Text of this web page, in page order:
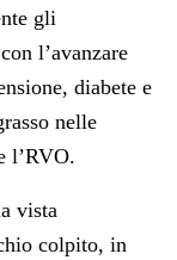
gli
l’avanzare
diabete e
nelle
l’RVO.
vista
colpito, in